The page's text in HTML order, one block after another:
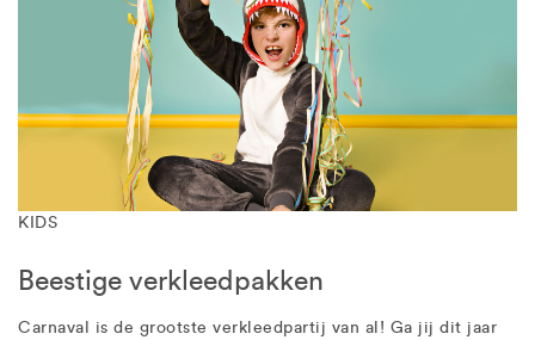
KIDS
Beestige verkleedpakken
Carnaval is de grootste verkleedpartij van al! Ga jij dit jaar